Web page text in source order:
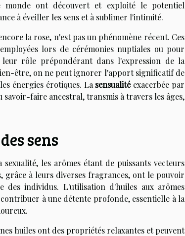
ont découvert et exploité le potentiel
à éveiller les sens et à sublimer l'intimité.
la rose, n'est pas un phénomène récent. Ces
lors de cérémonies nuptiales ou pour
rôle prépondérant dans l'expression de la
être, on ne peut ignorer l'apport significatif de
énergies érotiques. La sensualitéexacerbée par
faire ancestral, transmis à travers les âges,
sens
les arômes étant de puissants vecteurs
grâce à leurs diverses fragrances, ont le pouvoir
individus. L'utilisation d'huiles aux arômes
à une détente profonde, essentielle à la
huiles ont des propriétés relaxantes et peuvent